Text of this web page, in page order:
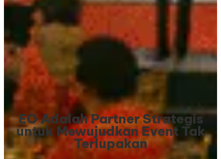
EO Adalah Partner Strategis
untuk Mewujudkan Event Tak
Terlupakan